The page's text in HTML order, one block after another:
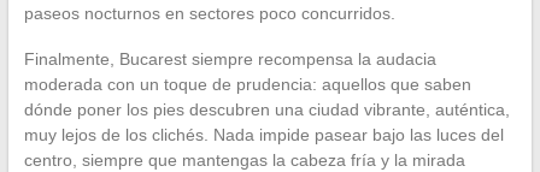
paseos nocturnos en sectores poco concurridos.
Finalmente, Bucarest siempre recompensa la audacia
moderada con un toque de prudencia: aquellos que saben
dónde poner los pies descubren una ciudad vibrante, auténtica,
muy lejos de los clichés. Nada impide pasear bajo las luces del
centro, siempre que mantengas la cabeza fría y la mirada